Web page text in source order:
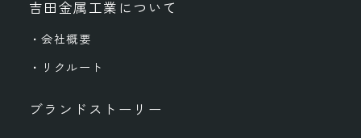
吉田金属工業について
・会社概要
・リクルート
ブランドストーリー